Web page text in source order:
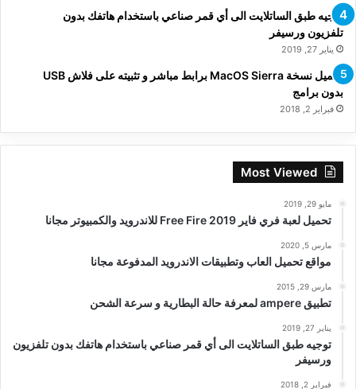
توجيه طبق الساتلايت الى أي قمر صناعي باستخدام هاتفك بدون
تلفزيون ورسيفر
يناير 27, 2019
تحميل نسخة MacOS Sierra برابط مباشر و تثبيته على فلاش USB
بدون برامج
فبراير 2, 2018
Most Viewed
مايو 29, 2019
تحميل لعبة فري فاير Free Fire 2019 للاندرويد والكمبيوتر مجانا
مارس 5, 2020
مواقع تحميل العاب وتطبيقات الاندرويد المدفوعة مجانا
مارس 29, 2015
تطبيق ampere لمعرفة حالة البطارية و سرعة الشحن
يناير 27, 2019
توجيه طبق الساتلايت الى أي قمر صناعي باستخدام هاتفك بدون تلفزيون
ورسيفر
فبراير 2, 2018